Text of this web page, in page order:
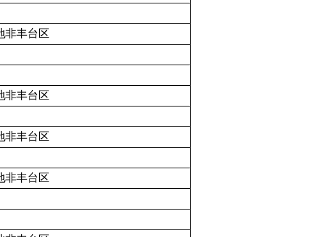
非丰台区
非丰台区
非丰台区
非丰台区